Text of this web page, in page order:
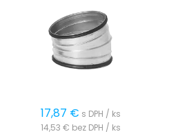
17,87 € s DPH / ks
14,53 € bez DPH / ks